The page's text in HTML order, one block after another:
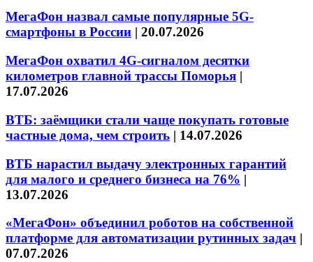
МегаФон назвал самые популярные 5G-
смартфоны в России | 20.07.2026
МегаФон охватил 4G-сигналом десятки
километров главной трассы Поморья |
17.07.2026
ВТБ: заёмщики стали чаще покупать готовые
частные дома, чем строить | 14.07.2026
ВТБ нарастил выдачу электронных гарантий
для малого и среднего бизнеса на 76% |
13.07.2026
«МегаФон» объединил роботов на собственной
платформе для автоматизации рутинных задач |
07.07.2026